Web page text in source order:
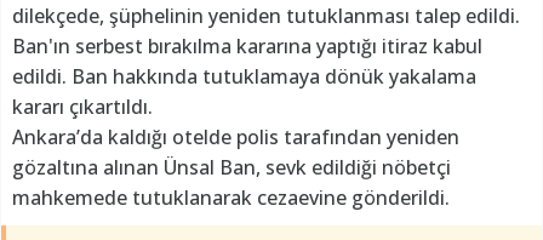
dilekçede, şüphelinin yeniden tutuklanması talep edildi.
Ban'ın serbest bırakılma kararına yaptığı itiraz kabul
edildi. Ban hakkında tutuklamaya dönük yakalama
kararı çıkartıldı.
Ankara’da kaldığı otelde polis tarafından yeniden
gözaltına alınan Ünsal Ban, sevk edildiği nöbetçi
mahkemede tutuklanarak cezaevine gönderildi.